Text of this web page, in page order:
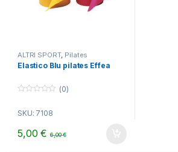
ALTRI SPORT, Pilates
Elastico Blu pilates Effea
u
o
f
(0)
SKU: 7108
5,00€ 6,00€